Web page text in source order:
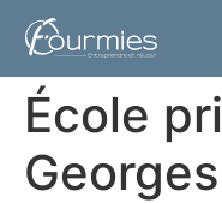
principal
École